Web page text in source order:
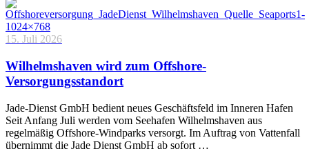
15. Juli 2026
Wilhelmshaven wird zum Offshore-
Versorgungsstandort
Jade-Dienst GmbH bedient neues Geschäftsfeld im Inneren Hafen
Seit Anfang Juli werden vom Seehafen Wilhelmshaven aus
regelmäßig Offshore-Windparks versorgt. Im Auftrag von Vattenfall
übernimmt die Jade Dienst GmbH ab sofort …